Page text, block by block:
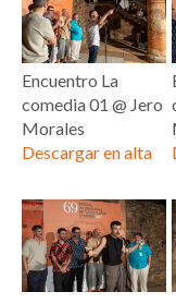
Encuentro La
comedia 01 @ Jero
Morales
Descargar en alta